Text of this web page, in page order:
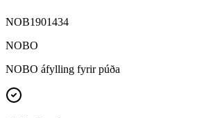
NOB1901434
NOBO
NOBO áfylling fyrir púða